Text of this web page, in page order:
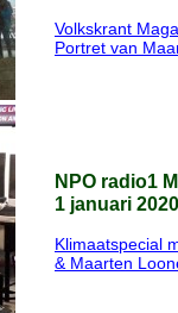
Volkskrant
Portret van
NPO radio1
1 januari 2020
Klimaatspecial
& Maarten